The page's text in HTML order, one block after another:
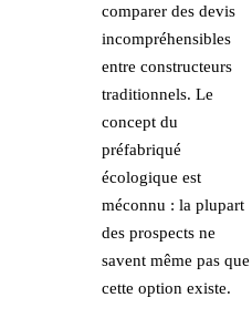
comparer des devis
incompréhensibles
entre constructeurs
traditionnels. Le
concept du
préfabriqué
écologique est
méconnu : la plupart
des prospects ne
savent même pas que
cette option existe.